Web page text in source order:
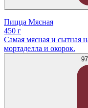
Пицца Мясная
450 г
Самая мясная и сытная
мортаделла и окорок.